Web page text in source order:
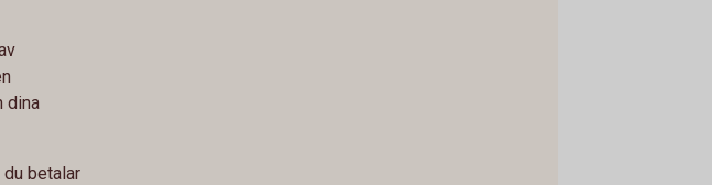
dina
betalar